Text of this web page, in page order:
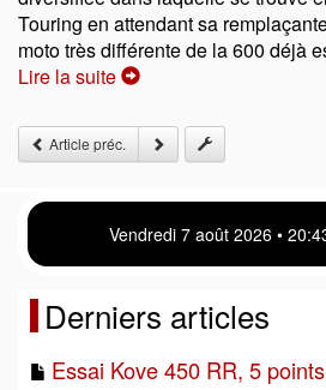
Touring en attendant sa
moto très différente de la 600 déjà
Lire la suite
Article préc.
Vendredi 7 août 2026 •
Derniers articles
Essai Kove 450 RR, 5